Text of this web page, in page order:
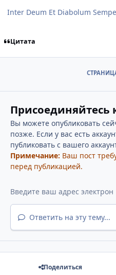
Inter Deum Et Diabolum
Цитата
Вы можете опубликовать
позже. Если у вас есть
публиковать с вашего
Примечание: Ваш пост
перед публикацией.
Ответить на эту тему...
Поделиться